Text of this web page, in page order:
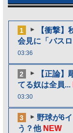
1
【衝撃
会見に「バス
03:36
2
【正論
てる奴は全員...
03:30
3
野球が6
う？他 NEW